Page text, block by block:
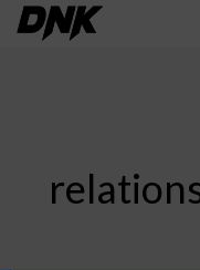
Aller